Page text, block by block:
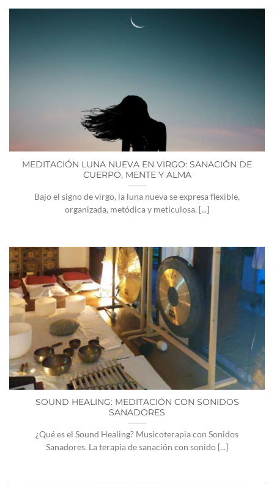
MEDITACIÓN LUNA NUEVA EN VIRGO: SANACIÓN DE
CUERPO, MENTE Y ALMA
Bajo el signo de virgo, la luna nueva se expresa flexible,
organizada, metódica y meticulosa. [...]
SOUND HEALING: MEDITACIÓN CON SONIDOS
SANADORES
¿Qué es el Sound Healing? Musicoterapia con Sonidos
Sanadores. La terapia de sanación con sonido [...]